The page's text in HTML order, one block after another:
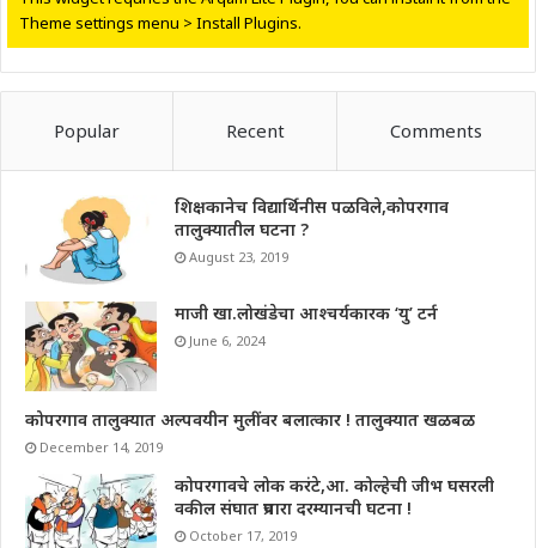
Theme settings menu > Install Plugins.
Popular Recent Comments
शिक्षकानेच विद्यार्थिनीस पळविले,कोपरगाव
तालुक्यातील घटना ?
August 23, 2019
माजी खा.लोखंडेचा आश्चर्यकारक ‘यु’ टर्न
June 6, 2024
कोपरगाव तालुक्यात अल्पवयीन मुलींवर बलात्कार ! तालुक्यात खळबळ
December 14, 2019
कोपरगावचे लोक करंटे,आ. कोल्हेची जीभ घसरली
वकील संघात प्रचारा दरम्यानची घटना !
October 17, 2019